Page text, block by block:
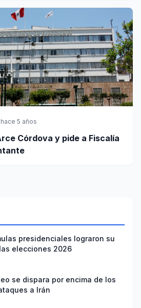
hace 5 años
Córdova y pide a Fiscalía
presidenciales lograron su
elecciones 2026
se dispara por encima de los
a Irán